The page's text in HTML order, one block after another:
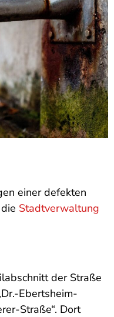
einer defekten
Stadtverwaltung
der Straße
Ebertsheim-
Straße“. Dort